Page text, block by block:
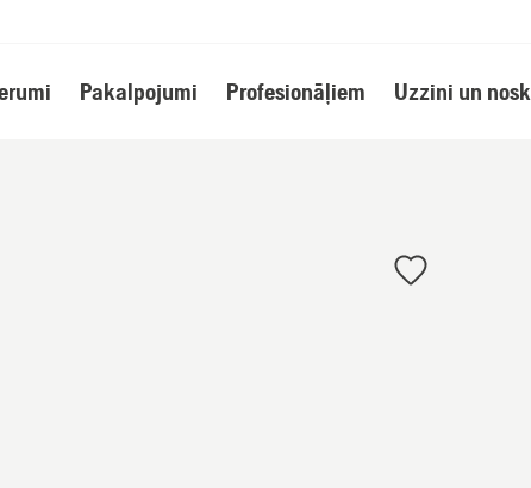
Pakalpojumi Profesionāļiem Uzzini un